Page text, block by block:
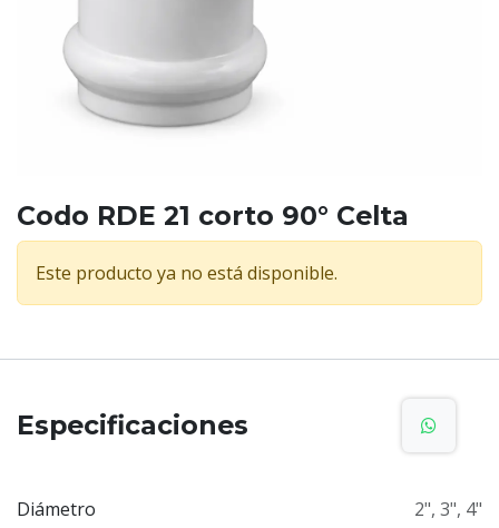
Codo RDE 21 corto 90° Celta
Este producto ya no está disponible.
Especificaciones
Diámetro 2", 3", 4"